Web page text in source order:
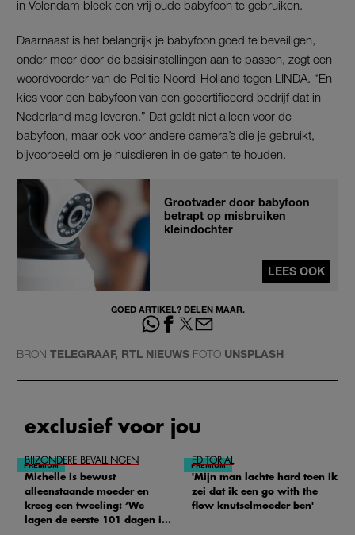
in Volendam bleek een vrij oude babyfoon te gebruiken.
Daarnaast is het belangrijk je babyfoon goed te beveiligen,
onder meer door de basisinstellingen aan te passen, zegt een
woordvoerder van de Politie Noord-Holland tegen LINDA. “En
kies voor een babyfoon van een gecertificeerd bedrijf dat in
Nederland mag leveren.” Dat geldt niet alleen voor de
babyfoon, maar ook voor andere camera’s die je gebruikt,
bijvoorbeeld om je huisdieren in de gaten te houden.
Grootvader door babyfoon
betrapt op misbruiken
kleindochter
LEES OOK
GOED ARTIKEL? DELEN MAAR.
BRON TELEGRAAF, RTL NIEUWS FOTO UNSPLASH
exclusief voor jou
BIJZONDERE BEVALLINGEN
Michelle is bewust
alleenstaande moeder en
kreeg een tweeling: ‘We
lagen de eerste 101 dagen in
EDITORIAL
'Mijn man lachte hard toen ik
zei dat ik een go with the
flow knutselmoeder ben'